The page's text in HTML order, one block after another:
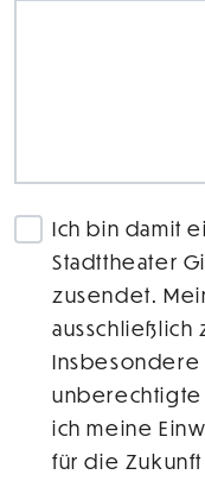
Ich bin damit
Stadttheater
zusendet.
unberechtigte
ich meine
für die